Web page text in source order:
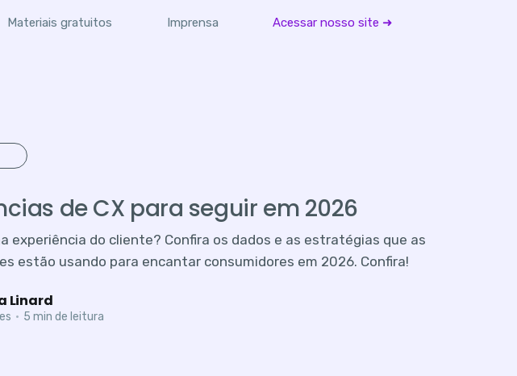
Materiais gratuitos Imprensa Acessar nosso site ➜
de CX para seguir em 2026
experiência do cliente? Confira os dados e as estratégias que as
estão usando para encantar consumidores em 2026. Confira!
Linard
• 5 min de leitura